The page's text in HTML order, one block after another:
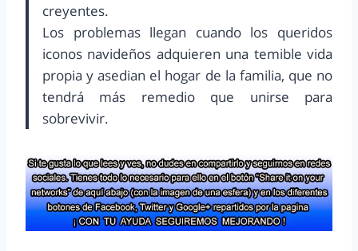
creyentes.
Los problemas llegan cuando los queridos
iconos navideños adquieren una temible vida
propia y asedian el hogar de la familia, que no
tendrá más remedio que unirse para
sobrevivir.